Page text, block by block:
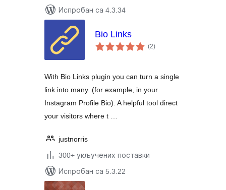
Испробан са 4.3.34
Bio Links
(2укупних
оцена
)
With Bio Links plugin you can turn a single
link into many. (for example, in your
Instagram Profile Bio). A helpful tool direct
your visitors where t …
justnorris
300+ укључених поставки
Испробан са 5.3.22